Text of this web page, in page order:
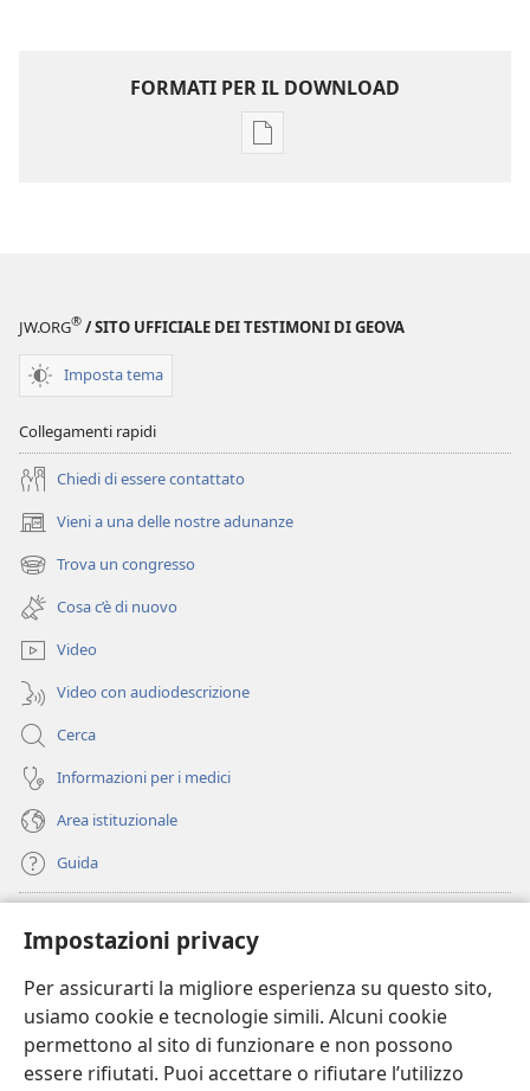
Impostazioni privacy
Per assicurarti la migliore esperienza su questo sito,
usiamo cookie e tecnologie simili. Alcuni cookie
permettono al sito di funzionare e non possono
essere rifiutati. Puoi accettare o rifiutare l’utilizzo
FORMATI PER IL DOWNLOAD
Opzioni
LA
JW.ORG® / SITO UFFICIALE DEI TESTIMONI DI GEOVA
Imposta tema
Collegamenti rapidi
Chiedi di essere contattato
Vieni a una delle nostre adunanze
(apre
una
nuova
finestra)
Trova un congresso
(apre
una
nuova
finestra)
Cosa c’è di nuovo
Video
Video con audiodescrizione
Cerca
Informazioni per i medici
Area istituzionale
Guida
(apre
una
nuova
finestra)
BIBLIOTECA ONLINE Watchtower
(apre
una
nuova
finestra)
JW Hub
(apre
una